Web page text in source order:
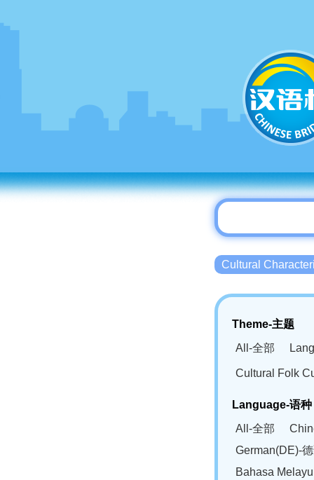
Cultural
Theme-主题
All-全部
Cultural Folk
Language-语种
All-全部
German(DE)-
Bahasa